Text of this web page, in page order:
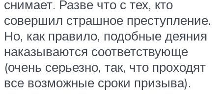
снимает. Разве что с тех, кто
совершил страшное преступление.
Но, как правило, подобные деяния
наказываются соответствующе
(очень серьезно, так, что проходят
все возможные сроки призыва).